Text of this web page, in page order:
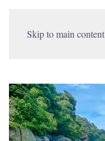
Skip to main content